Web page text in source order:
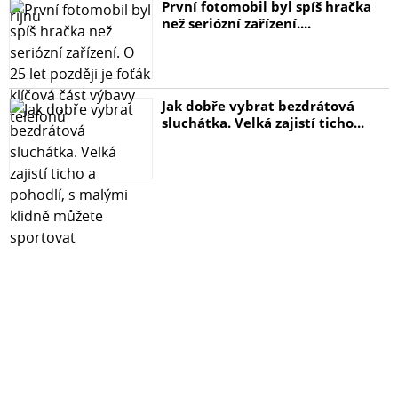
První fotomobil byl spíš hračka
než seriózní zařízení....
Jak dobře vybrat bezdrátová
sluchátka. Velká zajistí ticho...